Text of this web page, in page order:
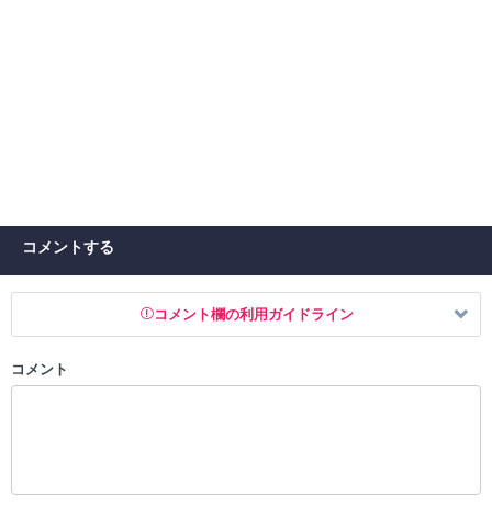
コメントする
コメント欄の利用ガイドライン
以下の書き込みを禁止とし、場合によってはコメント削除や書き込み制
コメント